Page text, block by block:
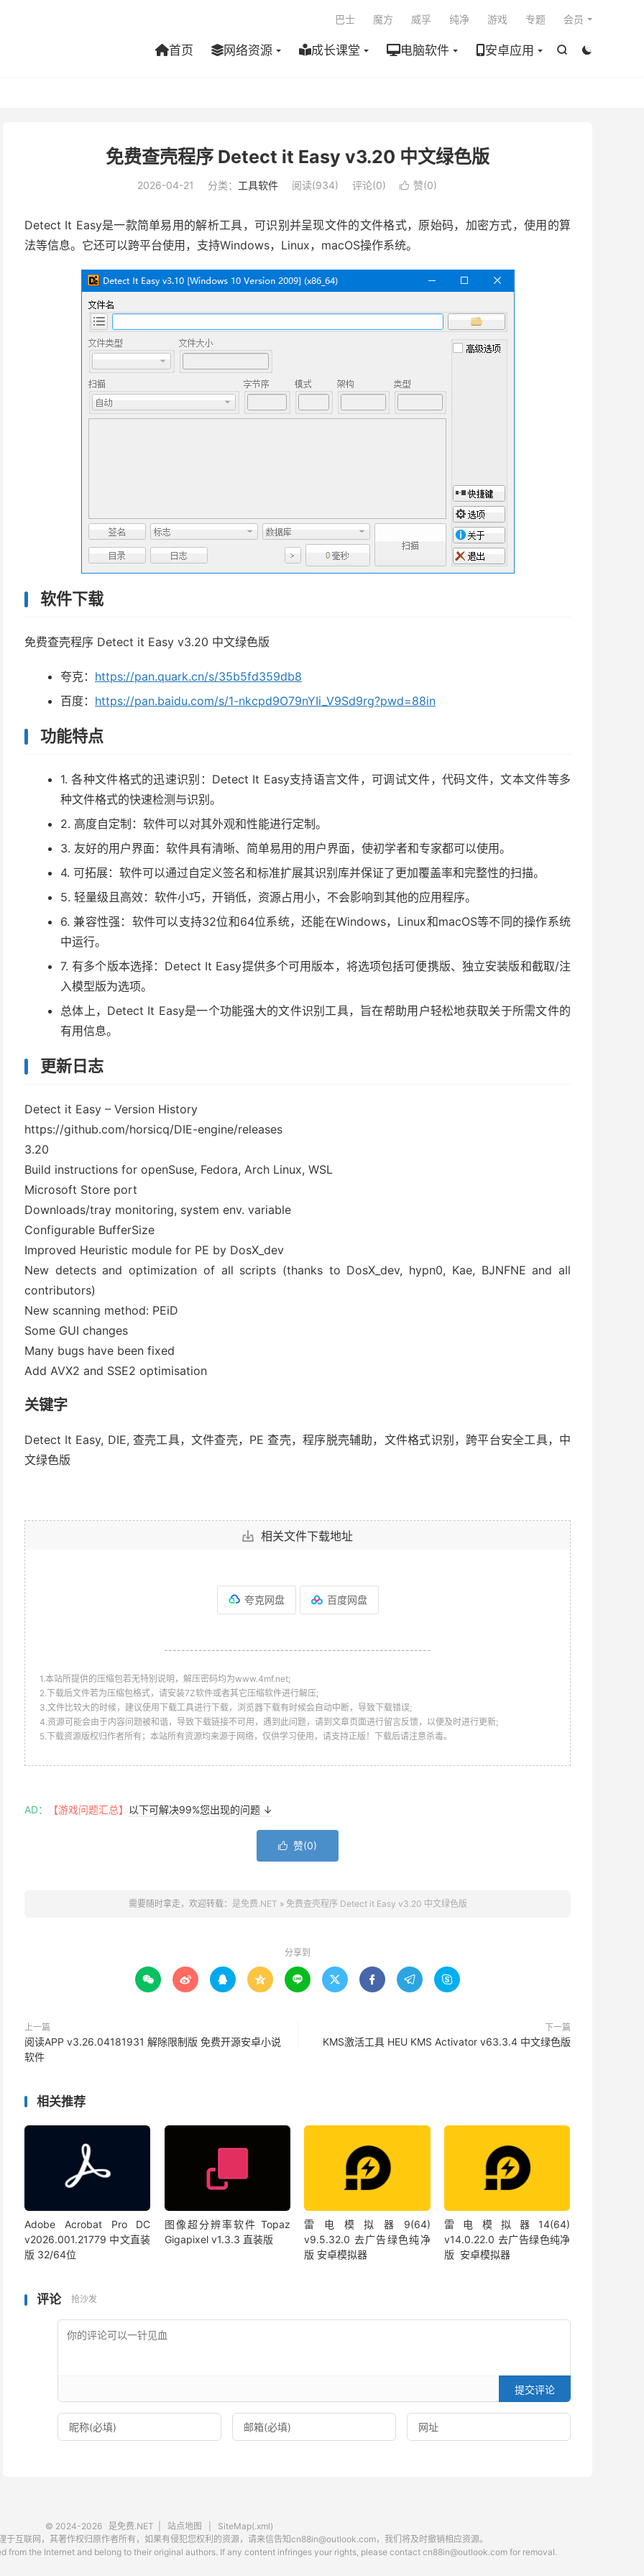


首页 网络资源 成长课堂 电脑软件 安卓应用
巴士 魔方 威孚 纯净 游戏 专题 会员
免费查壳程序 Detect it Easy v3.20 中文绿色版
2026-04-21 分类： 工具软件 阅读(934) 评论(0)  赞(0)
Detect It Easy是一款简单易用的解析工具，可识别并呈现文件的文件格式，原始码，加密方式，使用的算
法等信息。它还可以跨平台使用，支持Windows，Linux，macOS操作系统。
软件下载
免费查壳程序 Detect it Easy v3.20 中文绿色版
夸克： https://pan.quark.cn/s/35b5fd359db8
百度： https://pan.baidu.com/s/1-nkcpd9O79nYIi_V9Sd9rg?pwd=88in
功能特点
1. 各种文件格式的迅速识别：Detect It Easy支持语言文件，可调试文件，代码文件，文本文件等多
种文件格式的快速检测与识别。
2. 高度自定制：软件可以对其外观和性能进行定制。
3. 友好的用户界面：软件具有清晰、简单易用的用户界面，使初学者和专家都可以使用。
4. 可拓展：软件可以通过自定义签名和标准扩展其识别库并保证了更加覆盖率和完整性的扫描。
5. 轻量级且高效：软件小巧，开销低，资源占用小，不会影响到其他的应用程序。
6. 兼容性强：软件可以支持32位和64位系统，还能在Windows，Linux和macOS等不同的操作系统
中运行。
7. 有多个版本选择：Detect It Easy提供多个可用版本，将选项包括可便携版、独立安装版和截取/注
入模型版为选项。
总体上，Detect It Easy是一个功能强大的文件识别工具，旨在帮助用户轻松地获取关于所需文件的
有用信息。
更新日志
Detect it Easy – Version History
https://github.com/horsicq/DIE-engine/releases
3.20
Build instructions for openSuse, Fedora, Arch Linux, WSL
Microsoft Store port
Downloads/tray monitoring, system env. variable
Configurable BufferSize
Improved Heuristic module for PE by DosX_dev
New detects and optimization of all scripts (thanks to DosX_dev, hypn0, Kae, BJNFNE and all
contributors)
New scanning method: PEiD
Some GUI changes
Many bugs have been fixed
Add AVX2 and SSE2 optimisation
关键字
Detect It Easy, DIE, 查壳工具，文件查壳，PE 查壳，程序脱壳辅助，文件格式识别，跨平台安全工具，中
文绿色版
相关文件下载地址
夸克网盘 百度网盘
--------------------------------------------------------------
1.本站所提供的压缩包若无特别说明，解压密码均为www.4mf.net;
2.下载后文件若为压缩包格式，请安装7Z软件或者其它压缩软件进行解压;
3.文件比较大的时候，建议使用下载工具进行下载，浏览器下载有时候会自动中断，导致下载错误;
4.资源可能会由于内容问题被和谐，导致下载链接不可用，遇到此问题，请到文章页面进行留言反馈，以便及时进行更新;
5.下载资源版权归作者所有；本站所有资源均来源于网络，仅供学习使用，请支持正版！下载后请注意杀毒。
AD： 【游戏问题汇总】 以下可解决99%您出现的问题 ↓
 赞(0)
需要随时拿走，欢迎转载： 是免费.NET » 免费查壳程序 Detect it Easy v3.20 中文绿色版
分享到
        
上一篇
阅读APP v3.26.04181931 解除限制版 免费开源安卓小说
软件
下一篇
KMS激活工具 HEU KMS Activator v63.3.4 中文绿色版
相关推荐
Adobe Acrobat Pro DC
v2026.001.21779 中文直装
版 32/64位
图像超分辨率软件 Topaz
Gigapixel v1.3.3 直装版
雷电模拟器9(64)
v9.5.32.0 去广告绿色纯净
版 安卓模拟器
雷电模拟器14(64)
v14.0.22.0 去广告绿色纯净
版 安卓模拟器
评论 抢沙发
提交评论
© 2024-2026 是免费.NET 站点地图
SiteMap(.xml)
于互联网，其著作权归原作者所有，如果有侵犯您权利的资源，请来信告知cn88in@outlook.com，我们将及时撤销相应资源。
from the Internet and belong to their original authors. If any content infringes your rights, please contact cn88in@outlook.com for removal.